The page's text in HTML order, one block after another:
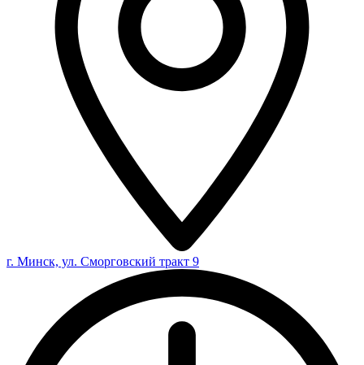
г. Минск, ул. Сморговский тракт 9